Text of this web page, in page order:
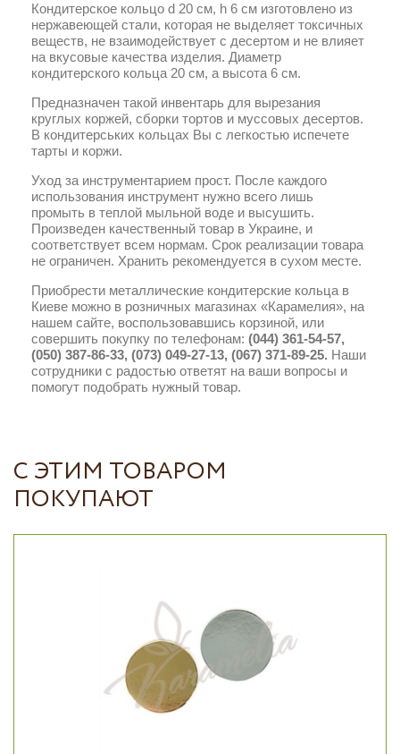
Кондитерское кольцо d 20 см, h 6 см изготовлено из
нержавеющей стали, которая не выделяет токсичных
веществ, не взаимодействует с десертом и не влияет
на вкусовые качества изделия. Диаметр
кондитерского кольца 20 см, а высота 6 см.
Предназначен такой инвентарь для вырезания
круглых коржей, сборки тортов и муссовых десертов.
В кондитерських кольцах Вы с легкостью испечете
тарты и коржи.
Уход за инструментарием прост. После каждого
использования инструмент нужно всего лишь
промыть в теплой мыльной воде и высушить.
Произведен качественный товар в Украине, и
соответствует всем нормам. Срок реализации товара
не ограничен. Хранить рекомендуется в сухом месте.
Приобрести металлические кондитерские кольца в
Киеве можно в розничных магазинах «Карамелия», на
нашем сайте, воспользовавшись корзиной, или
совершить покупку по телефонам: (044) 361-54-57,
(050) 387-86-33, (073) 049-27-13, (067) 371-89-25. Наши
сотрудники с радостью ответят на ваши вопросы и
помогут подобрать нужный товар.
С ЭТИМ ТОВАРОМ
ПОКУПАЮТ